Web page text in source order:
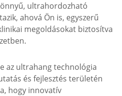
ultrahordozható
ahová Ön is, egyszerű
megoldásokat biztosítva
az ultrahang technológia
és fejlesztés területén
hogy innovatív